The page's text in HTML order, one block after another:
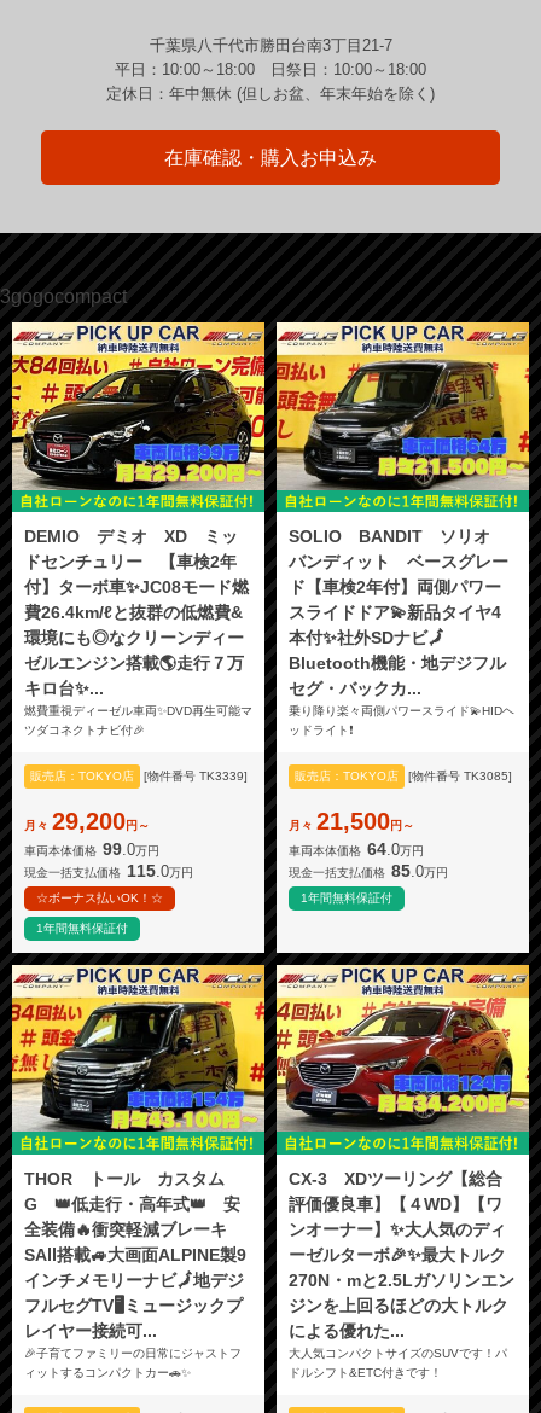
千葉県八千代市勝田台南3丁目21-7
平日：10:00～18:00 日祭日：10:00～18:00
定休日：年中無休 (但しお盆、年末年始を除く)
在庫確認・購入お申込み
3gogocompact
DEMIO デミオ XD ミッ
ドセンチュリー 【車検2年
付】ターボ車✨JC08モード燃
費26.4km/ℓと抜群の低燃費&
環境にも◎なクリーンディー
ゼルエンジン搭載🌎走行７万
キロ台✨...
燃費重視ディーゼル車両✨DVD再生可能マ
ツダコネクトナビ付🎉
販売店：TOKYO店 [物件番号 TK3339]
月々 29,200円～
車両本体価格 99 .0万円
現金一括支払価格 115.0万円
☆ボーナス払いOK！☆
1年間無料保証付
SOLIO BANDIT ソリオ
バンディット ベースグレー
ド【車検2年付】両側パワー
スライドドア💫新品タイヤ4
本付✨社外SDナビ🗾
Bluetooth機能・地デジフル
セグ・バックカ...
乗り降り楽々両側パワースライド💫HIDヘ
ッドライト❗
販売店：TOKYO店 [物件番号 TK3085]
月々 21,500円～
車両本体価格 64 .0万円
現金一括支払価格 85.0万円
1年間無料保証付
THOR トール カスタム
G 👑低走行・高年式👑 安
全装備🔥衝突軽減ブレーキ
SAⅡ搭載🚙大画面ALPINE製9
インチメモリーナビ🗾地デジ
フルセグTV🖥️ミュージックプ
レイヤー接続可...
🎉子育てファミリーの日常にジャストフ
ィットするコンパクトカー🚗✨
CX-3 XDツーリング【総合
評価優良車】【４WD】【ワ
ンオーナー】✨大人気のディ
ーゼルターボ🎉✨最大トルク
270N・mと2.5Lガソリンエン
ジンを上回るほどの大トルク
による優れた...
大人気コンパクトサイズのSUVです！パ
ドルシフト&ETC付きです！